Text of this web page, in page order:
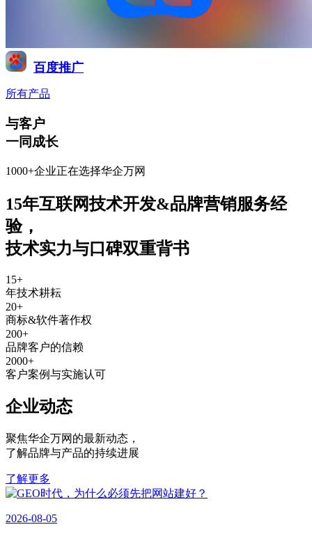
百度推广
所有产品
与客户
一同成长
1000+企业正在选择华企万网
15年互联网技术开发&品牌营销服务经
验，
技术实力与口碑双重背书
15+
年技术耕耘
20+
商标&软件著作权
200+
品牌客户的信赖
2000+
客户案例与实施认可
企业动态
聚焦华企万网的最新动态 ，
了解品牌与产品的持续进展
了解更多
2026-08-05